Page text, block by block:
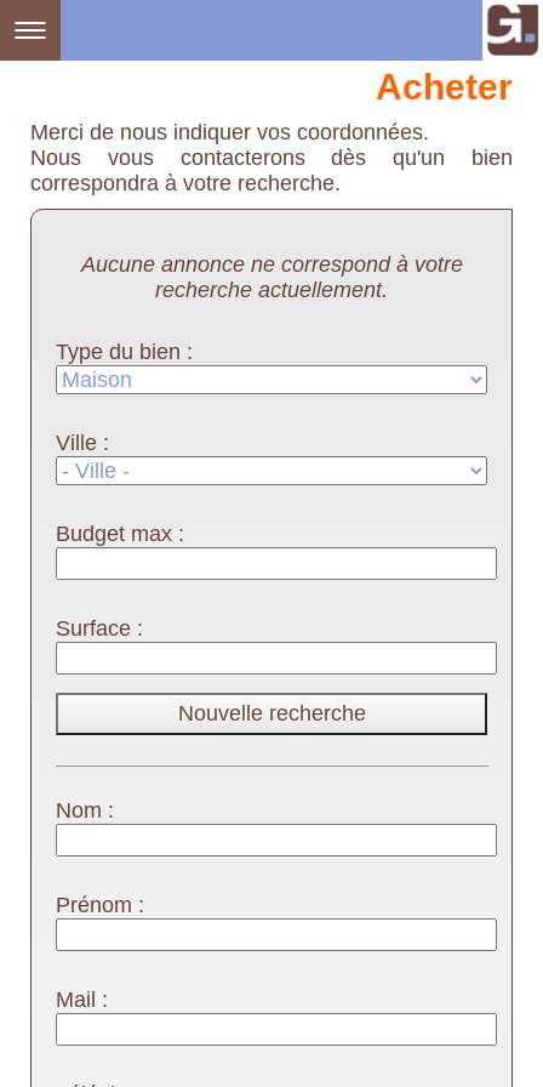
Acheter
Merci de nous indiquer vos coordonnées.
Nous vous contacterons dès qu'un bien
correspondra à votre recherche.
Aucune annonce ne correspond à votre
recherche actuellement.
Type du bien :
Ville :
Budget max :
Surface :
Nom :
Prénom :
Mail :